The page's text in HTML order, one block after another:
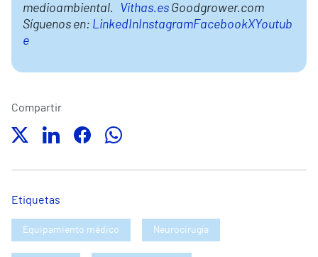
medioambiental.
Vithas.es Goodgrower.com
Síguenos en: LinkedInInstagramFacebookXYoutub
e
Compartir
Etiquetas
Equipamiento médico Neurocirugía